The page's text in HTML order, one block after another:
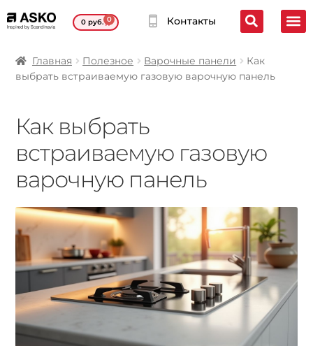
0руб. 0 Контакты
Главная Полезное Варочные панели
Как
выбрать встраиваемую газовую варочную панель
Как выбрать
встраиваемую газовую
варочную панель